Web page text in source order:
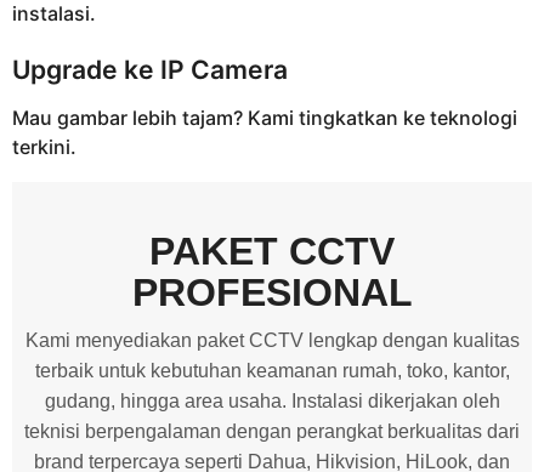
instalasi.
Upgrade ke IP Camera
Mau gambar lebih tajam? Kami tingkatkan ke teknologi
terkini.
PAKET CCTV
PROFESIONAL
Kami menyediakan paket CCTV lengkap dengan kualitas
terbaik untuk kebutuhan keamanan rumah, toko, kantor,
gudang, hingga area usaha. Instalasi dikerjakan oleh
teknisi berpengalaman dengan perangkat berkualitas dari
brand terpercaya seperti Dahua, Hikvision, HiLook, dan